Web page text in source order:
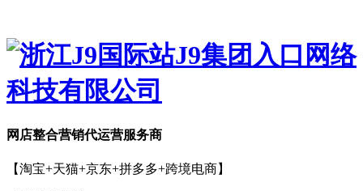
网店整合营销代运营服务商
【淘宝+天猫+京东+拼多多+跨境电商】